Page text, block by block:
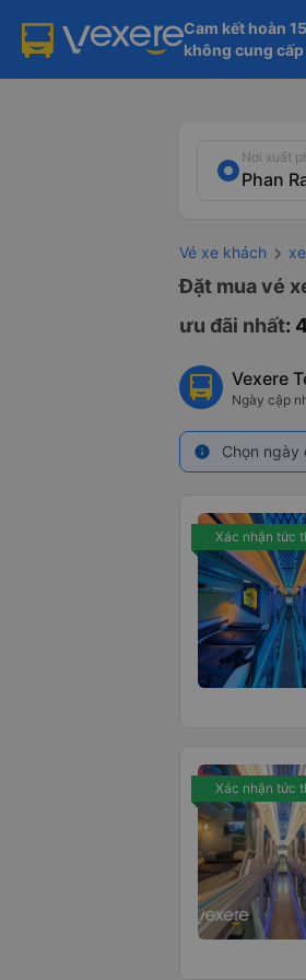
Cam kết hoàn
không cung
Nơi xuất
Vé xe khách
Đặt mua vé
ưu đãi nhất:
Vexere
Ngày cập
info Chọn
Xác nhận tức
Xác nhận tức